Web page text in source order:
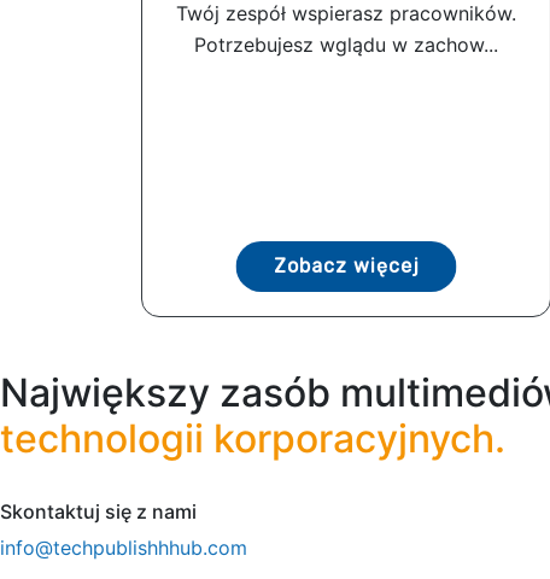
Twój zespół wspierasz pracowników.
Potrzebujesz wglądu w zachow...
Zobacz więcej
Największy zasób
technologii korporacyjnych.
Skontaktuj się z nami
info@techpublishhhub.com